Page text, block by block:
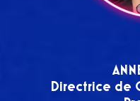
Directrice de